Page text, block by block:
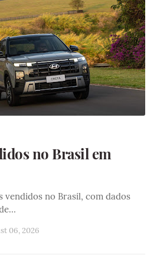
no Brasil em
vendidos no Brasil, com dados
06, 2026